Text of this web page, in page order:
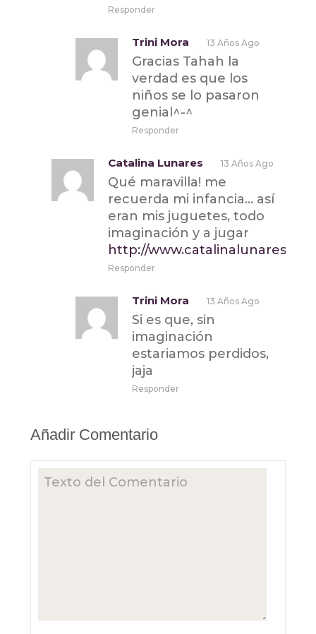
Responder
Trini Mora 13 Años Ago
Gracias Tahah la
verdad es que los
niños se lo pasaron
genial^-^
Responder
Catalina Lunares 13 Años Ago
Qué maravilla! me
recuerda mi infancia… así
eran mis juguetes, todo
imaginación y a jugar
http://
Responder
Trini Mora 13 Años Ago
Si es que, sin
imaginación
estariamos perdidos,
jaja
Responder
Añadir Comentario